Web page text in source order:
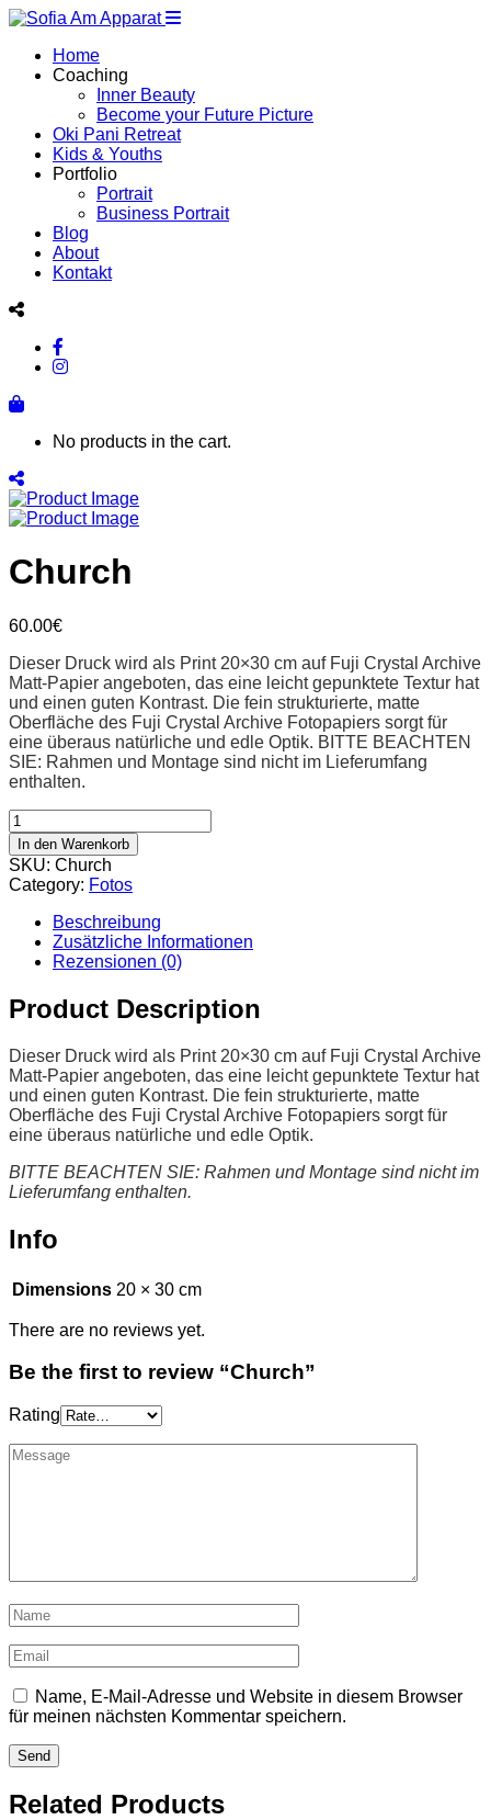
Home
Coaching
Inner Beauty
Become your Future Picture
Oki Pani Retreat
Kids & Youths
Portfolio
Portrait
Business Portrait
Blog
About
Kontakt
No products in the cart.
Church
60.00€
Dieser Druck wird als Print 20×30 cm auf Fuji Crystal Archive
Matt-Papier angeboten, das eine leicht gepunktete Textur hat
und einen guten Kontrast. Die fein strukturierte, matte
Oberfläche des Fuji Crystal Archive Fotopapiers sorgt für
eine überaus natürliche und edle Optik. BITTE BEACHTEN
SIE: Rahmen und Montage sind nicht im Lieferumfang
enthalten.
In den Warenkorb
SKU: Church
Category: Fotos
Beschreibung
Zusätzliche Informationen
Rezensionen (0)
Product Description
Dieser Druck wird als Print 20×30 cm auf Fuji Crystal Archive
Matt-Papier angeboten, das eine leicht gepunktete Textur hat
und einen guten Kontrast. Die fein strukturierte, matte
Oberfläche des Fuji Crystal Archive Fotopapiers sorgt für
eine überaus natürliche und edle Optik.
BITTE BEACHTEN SIE: Rahmen und Montage sind nicht im
Lieferumfang enthalten.
Info
Dimensions 20 × 30 cm
There are no reviews yet.
Be the first to review “Church”
Rating
Name, E-Mail-Adresse und Website in diesem Browser
für meinen nächsten Kommentar speichern.
Related Products